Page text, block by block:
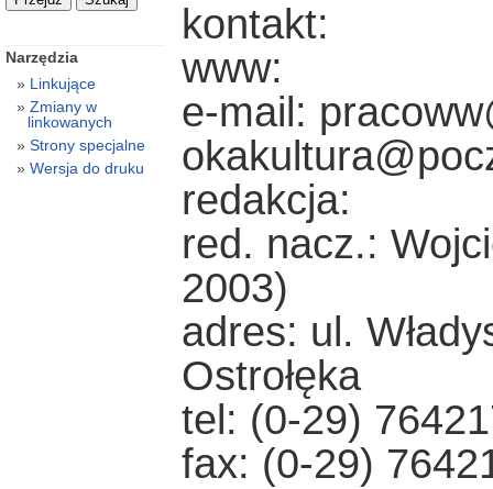
kontakt:
www:
e-mail:
redakcja:
red. nacz.:
2003)
adres: ul.
Ostrołęka
tel: (0-29)
fax: (0-29)
Narzędzia
Linkujące
Zmiany w
linkowanych
Strony specjalne
Wersja do druku